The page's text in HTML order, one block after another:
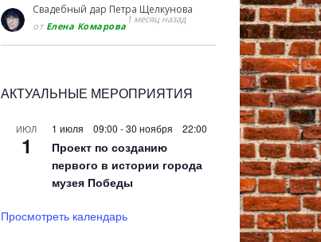
Свадебный дар Петра Щелкунова
от Елена Комарова
1 месяц назад
АКТУАЛЬНЫЕ МЕРОПРИЯТИЯ
ИЮЛ
1
1 июля 09:00 -30 ноября 22:00
Проект по созданию
первого в истории города
музея Победы
Просмотреть календарь